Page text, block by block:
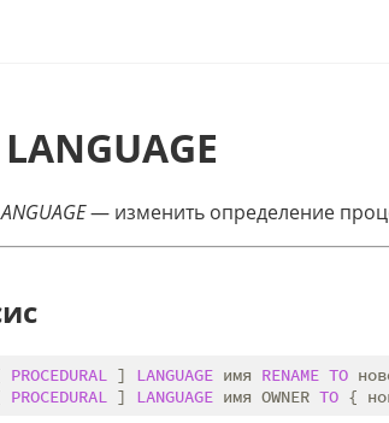
— изменить определение
PROCEDURAL ] LANGUAGE имя RENAME TO
PROCEDURAL ] LANGUAGE имя OWNER TO {